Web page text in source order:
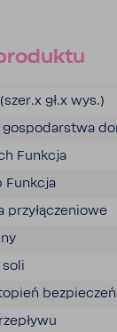
gł.x wys.)
gospo­dar­stwa
Funkcja
Funkcja
przy­łą­cze­niowe
soli